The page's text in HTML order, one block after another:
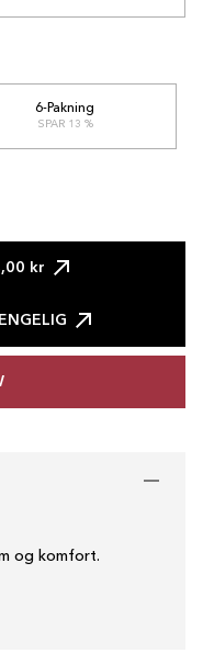
6-Pakning
SPAR 13 %
kr
og komfort.